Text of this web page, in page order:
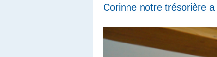
Corinne notre trésorière a